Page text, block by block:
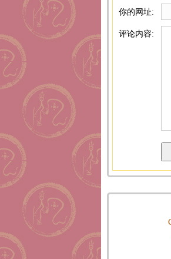
你的网址:
评论内容: